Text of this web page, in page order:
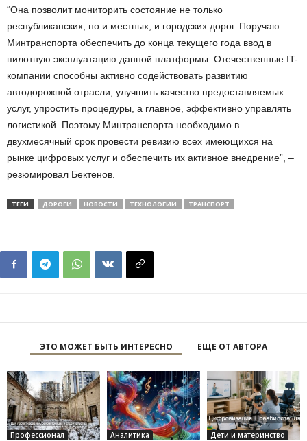
“Она позволит мониторить состояние не только
республиканских, но и местных, и городских дорог. Поручаю
Минтранспорта обеспечить до конца текущего года ввод в
пилотную эксплуатацию данной платформы. Отечественные IT-
компании способны активно содействовать развитию
автодорожной отрасли, улучшить качество предоставляемых
услуг, упростить процедуры, а главное, эффективно управлять
логистикой. Поэтому Минтранспорта необходимо в
двухмесячный срок провести ревизию всех имеющихся на
рынке цифровых услуг и обеспечить их активное внедрение”, –
резюмировал Бектенов.
ТЕГИ ДОРОГИ НОВОСТИ ТЕХНОЛОГИИ ТРАНСПОРТ
ЭТО МОЖЕТ БЫТЬ ИНТЕРЕСНО ЕЩЕ ОТ АВТОРА
Профессионал Аналитика Дети и материнство